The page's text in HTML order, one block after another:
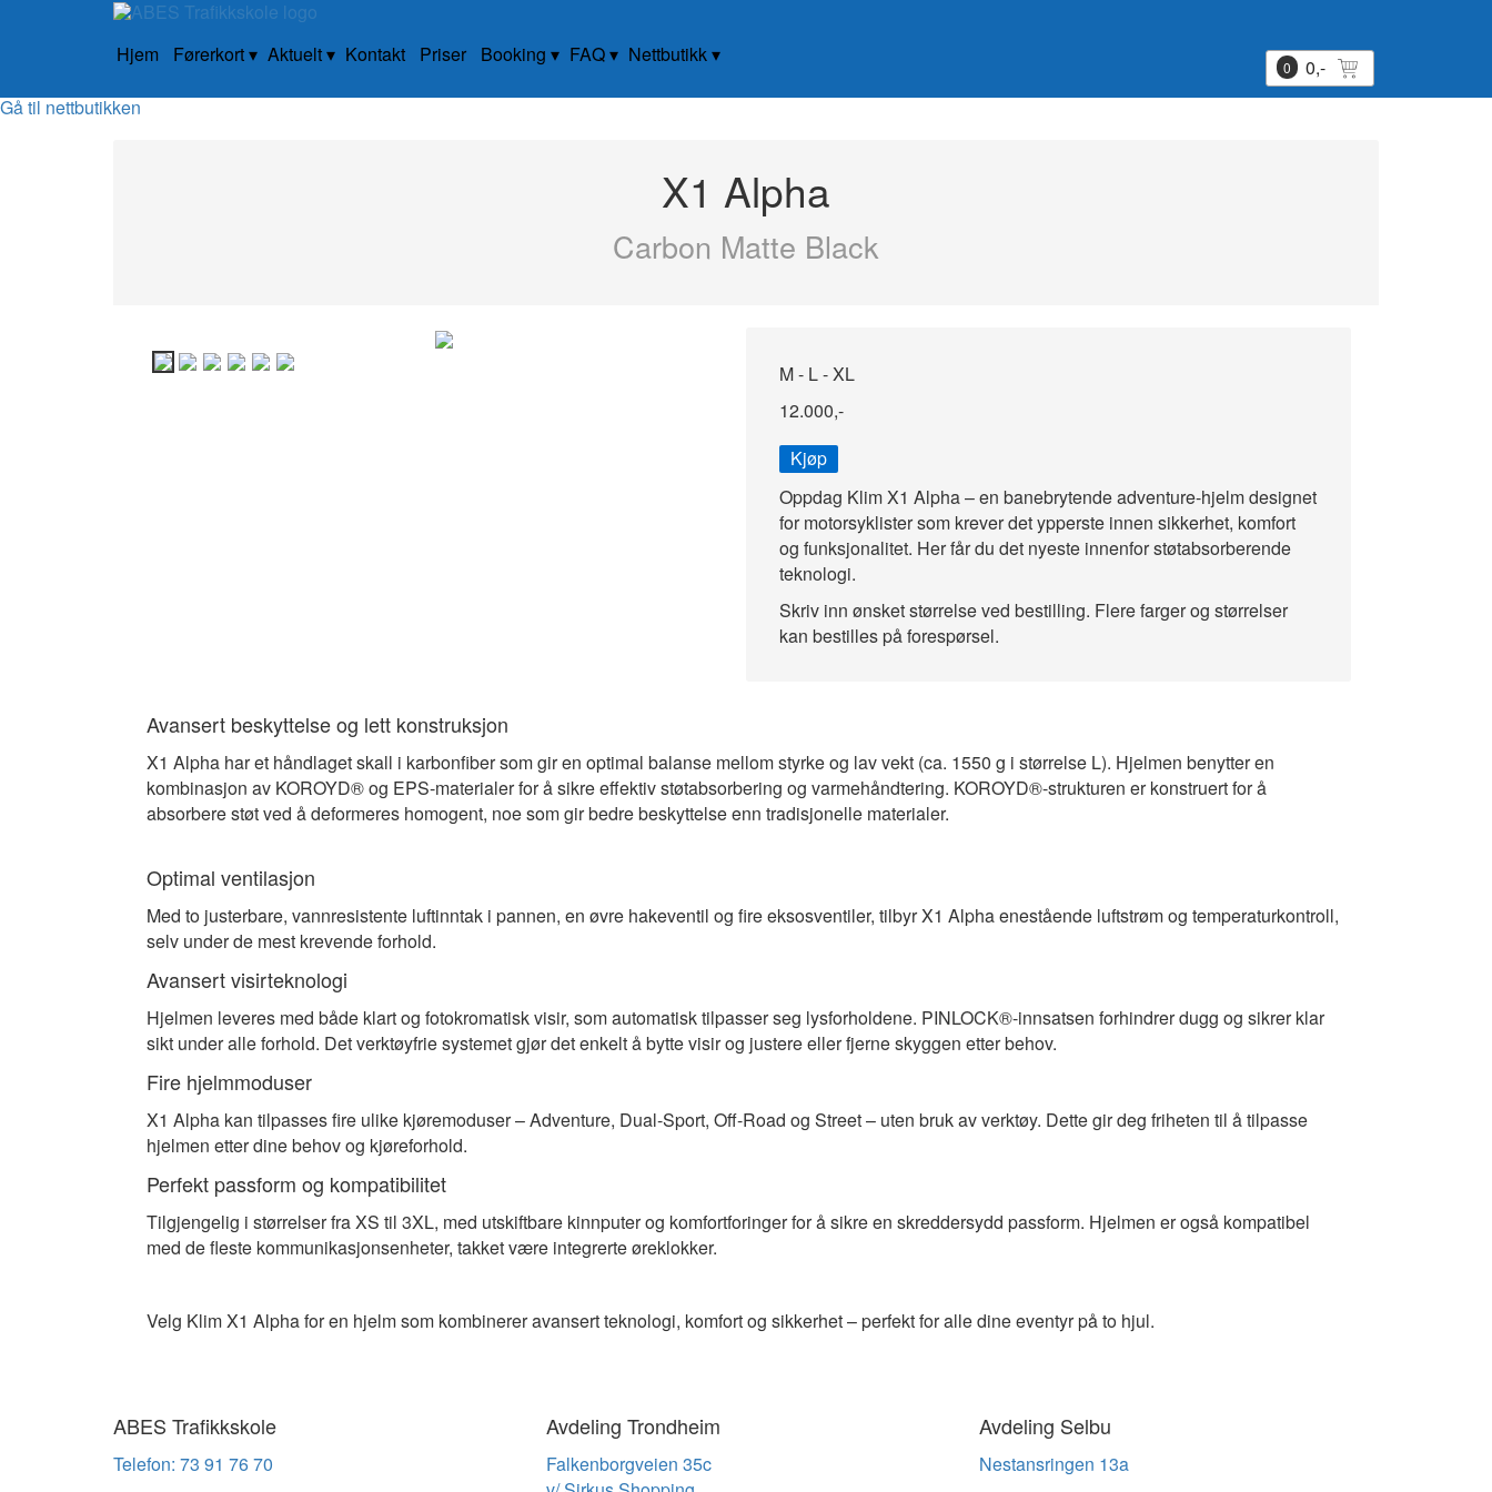
Hjem Førerkort Aktuelt Kontakt Priser Booking FAQ Nettbutikk
0
0,-
Gå til nettbutikken
X1 Alpha
Carbon Matte Black
M - L - XL
12.000,-
Kjøp
Oppdag Klim X1 Alpha – en banebrytende adventure-hjelm designet
for motorsyklister som krever det ypperste innen sikkerhet, komfort
og funksjonalitet. Her får du det nyeste innenfor støtabsorberende
teknologi.
Skriv inn ønsket størrelse ved bestilling. Flere farger og størrelser
kan bestilles på forespørsel.
Avansert beskyttelse og lett konstruksjon
X1 Alpha har et håndlaget skall i karbonfiber som gir en optimal balanse mellom styrke og lav vekt (ca. 1550 g i størrelse L). Hjelmen benytter en
kombinasjon av KOROYD® og EPS-materialer for å sikre effektiv støtabsorbering og varmehåndtering. KOROYD®-strukturen er konstruert for å
absorbere støt ved å deformeres homogent, noe som gir bedre beskyttelse enn tradisjonelle materialer.
Optimal ventilasjon
Med to justerbare, vannresistente luftinntak i pannen, en øvre hakeventil og fire eksosventiler, tilbyr X1 Alpha enestående luftstrøm og temperaturkontroll,
selv under de mest krevende forhold.
Avansert visirteknologi
Hjelmen leveres med både klart og fotokromatisk visir, som automatisk tilpasser seg lysforholdene. PINLOCK®-innsatsen forhindrer dugg og sikrer klar
sikt under alle forhold. Det verktøyfrie systemet gjør det enkelt å bytte visir og justere eller fjerne skyggen etter behov.
Fire hjelmmoduser
X1 Alpha kan tilpasses fire ulike kjøremoduser – Adventure, Dual-Sport, Off-Road og Street – uten bruk av verktøy. Dette gir deg friheten til å tilpasse
hjelmen etter dine behov og kjøreforhold.
Perfekt passform og kompatibilitet
Tilgjengelig i størrelser fra XS til 3XL, med utskiftbare kinnputer og komfortforinger for å sikre en skreddersydd passform. Hjelmen er også kompatibel
med de fleste kommunikasjonsenheter, takket være integrerte øreklokker.
Velg Klim X1 Alpha for en hjelm som kombinerer avansert teknologi, komfort og sikkerhet – perfekt for alle dine eventyr på to hjul.
ABES Trafikkskole
Telefon: 73 91 76 70
Avdeling Trondheim
Falkenborgveien 35c
Avdeling Selbu
Nestansringen 13a